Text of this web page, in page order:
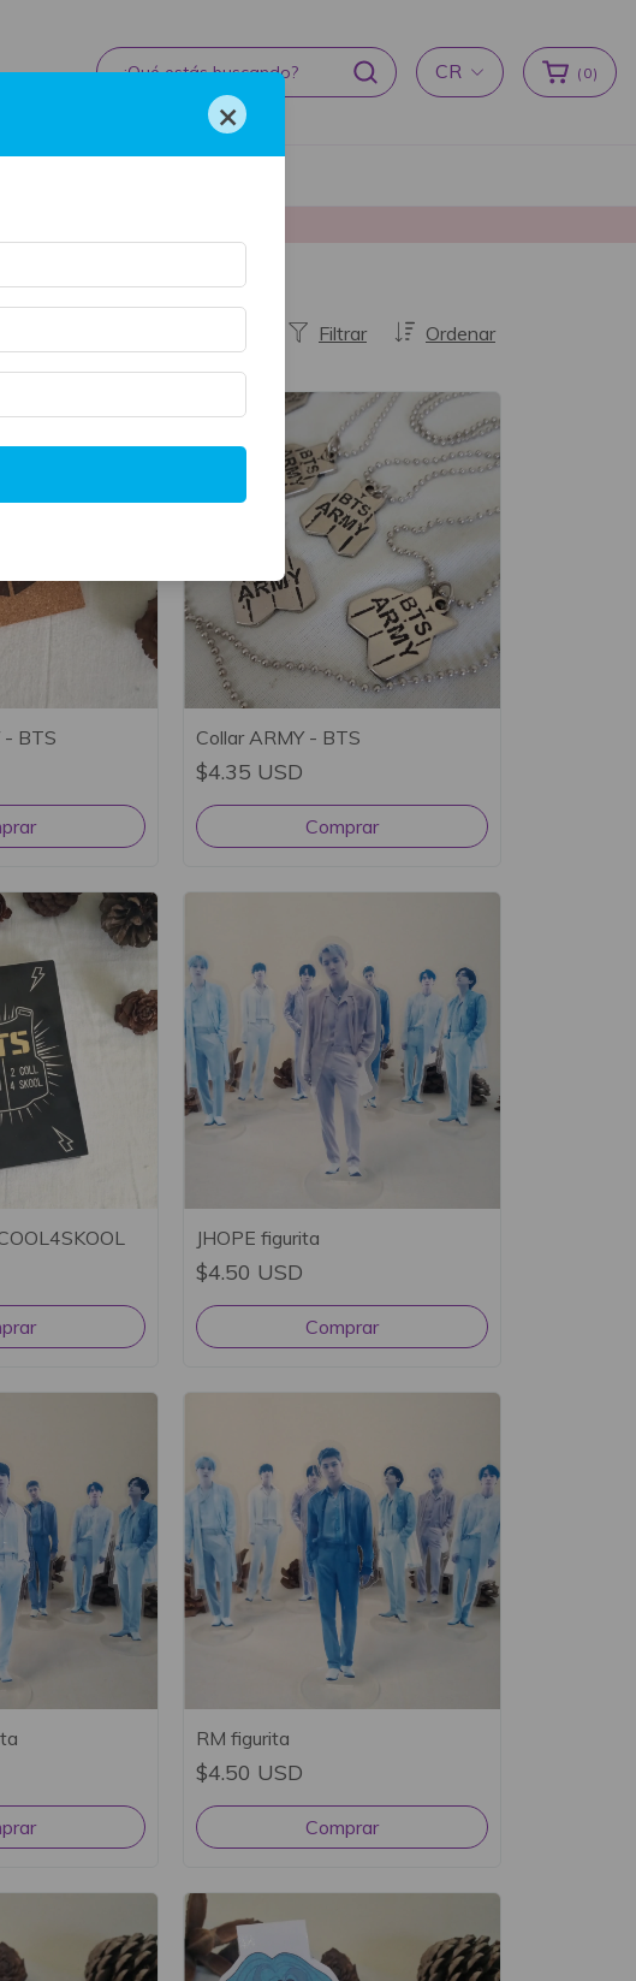
de producción ♥
CR ( 0)
Ordenar
Filtrar
- BTS Collar ARMY - BTS
$4.35 USD
JHOPE figurita
$4.50 USD
RM figurita
$4.50 USD
×